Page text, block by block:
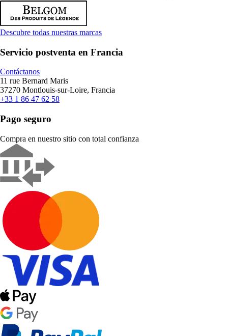
Descubre todas nuestras marcas
Servicio postventa en Francia
Contáctanos
11 rue Bernard Maris
37270 Montlouis-sur-Loire, Francia
+33 1 86 47 62 58
Pago seguro
Compra en nuestro sitio con total confianza